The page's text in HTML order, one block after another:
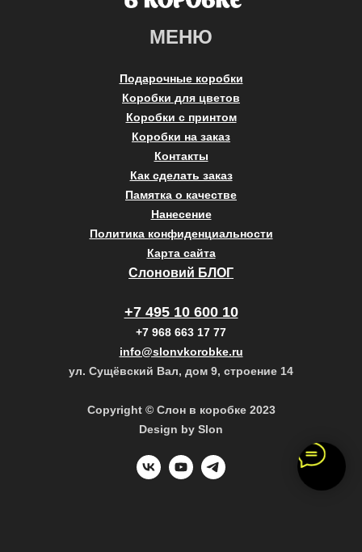
МЕНЮ
Подарочные коробки
Коробки для цветов
Коробки с принтом
Коробки на заказ
Контакты
Как сделать заказ
Памятка о качестве
Нанесение
Политика конфиденциальности
Карта сайта
Слоновий БЛОГ
+7 495 10 600 10
+7 968 663 17 77
info@slonvkorobke.ru
ул. Сущёвский Вал, дом 9, строение 14
Copyright © Слон в коробке 2023
Design by Slon